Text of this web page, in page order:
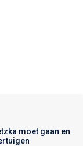
moet gaan en